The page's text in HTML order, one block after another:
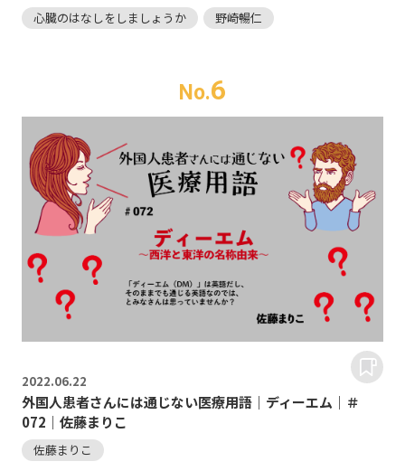
心臓のはなしをしましょうか 野崎暢仁
No.6
2022.06.22
外国人患者さんには通じない医療用語｜ディーエム｜＃
072｜佐藤まりこ
佐藤まりこ